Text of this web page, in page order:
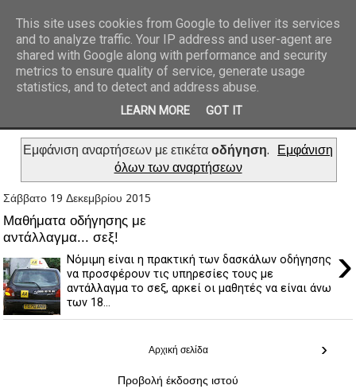
REPORTAZ NET
Εμφάνιση αναρτήσεων με ετικέτα οδήγηση.
Εμφάνιση
όλων των αναρτήσεων
Σάββατο 19 Δεκεμβρίου 2015
Mαθήματα οδήγησης με
αντάλλαγμα... σεξ!
›
Νόμιμη είναι η πρακτική των δασκάλων οδήγησης
να προσφέρουν τις υπηρεσίες τους με
αντάλλαγμα το σεξ, αρκεί οι μαθητές να είναι άνω
των 18...
›
Αρχική σελίδα
Προβολή έκδοσης ιστού
This site uses cookies from Google to deliver its services
and to analyze traffic. Your IP address and user-agent are
shared with Google along with performance and security
metrics to ensure quality of service, generate usage
statistics, and to detect and address abuse.
LEARN MORE GOT IT